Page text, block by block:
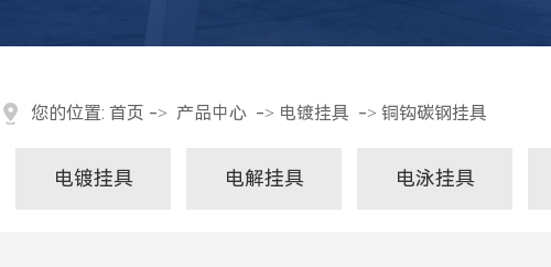
您的位置: 首页 -> 产品中心 -> 电镀挂具 -> 铜钩碳钢挂具
电镀挂具 电解挂具 电泳挂具